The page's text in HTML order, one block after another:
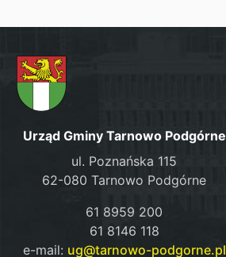
Urząd Gminy Tarnowo Podgórne
ul. Poznańska 115
62-080 Tarnowo Podgórne
61 8959 200
61 8146 118
e-mail: ug@tarnowo-podgorne.pl